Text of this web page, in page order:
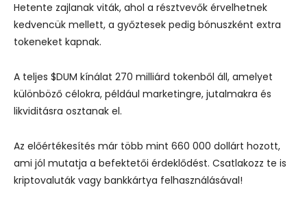
Hetente zajlanak viták, ahol a résztvevők érvelhetnek
kedvencük mellett, a győztesek pedig bónuszként extra
tokeneket kapnak.
A teljes $DUM kínálat 270 milliárd tokenből áll, amelyet
különböző célokra, például marketingre, jutalmakra és
likviditásra osztanak el.
Az előértékesítés már több mint 660 000 dollárt hozott,
ami jól mutatja a befektetői érdeklődést. Csatlakozz te is
kriptovaluták vagy bankkártya felhasználásával!